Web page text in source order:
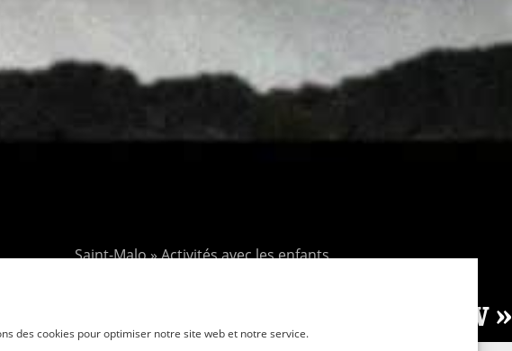
des cookies pour optimiser notre site web et notre service.
Saint-Malo»Activités avec les enfants
« Les Mystères Mac’h Low »